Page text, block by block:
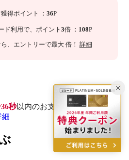
得ポイント ： 36P
ド利用で、 ポイント 3倍 ： 108P
、エントリーで最大 倍！ 詳細
秒以内のお支払いで
細